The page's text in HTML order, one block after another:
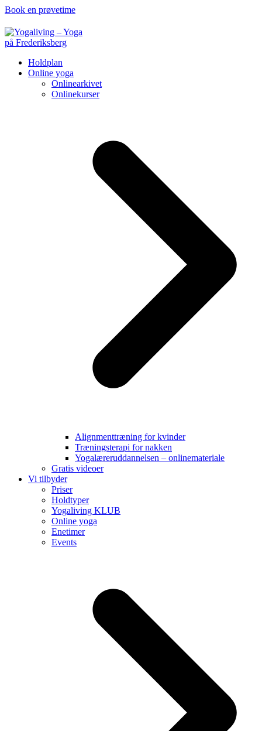
Book en prøvetime
Holdplan
Online yoga
Onlinearkivet
Onlinekurser
Alignmenttræning for kvinder
Træningsterapi for nakken
Yogalæreruddannelsen – onlinemateriale
Gratis videoer
Vi tilbyder
Priser
Holdtyper
Yogaliving KLUB
Online yoga
Enetimer
Events